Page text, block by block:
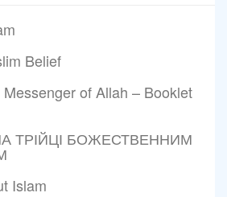
Belief
of Allah – Booklet
ТРІЙЦІ БОЖЕСТВЕННИМ
Islam